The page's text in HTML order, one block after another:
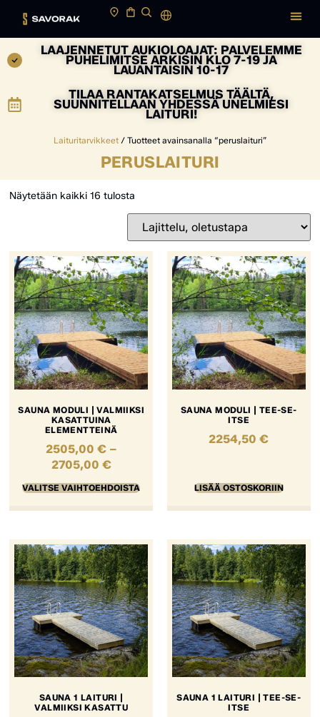
LAAJENNETUT AUKIOLOAJAT: PALVELEMME
PUHELIMITSE ARKISIN KLO 7-19 JA
LAUANTAISIN 10-17
TILAA RANTAKATSELMUS TÄÄLTÄ,
SUUNNITELLAAN YHDESSÄ UNELMIESI
LAITURI!
Laituritarvikkeet/ Tuotteet avainsanalla “peruslaituri”
PERUSLAITURI
Näytetään kaikki 16 tulosta
SAUNA MODULI | VALMIIKSI
KASATTUINA
ELEMENTTEINÄ
2505,00 € –
2705,00 €
VALITSE VAIHTOEHDOISTA
SAUNA MODULI | TEE-SE-
ITSE
2254,50€
LISÄÄ OSTOSKORIIN
SAUNA 1 LAITURI |
VALMIIKSI KASATTU
SAUNA 1 LAITURI | TEE-SE-
ITSE